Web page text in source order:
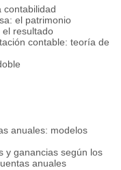
el patrimonio
resultado
contable: teoría de
anuales: modelos
y ganancias según los
anuales